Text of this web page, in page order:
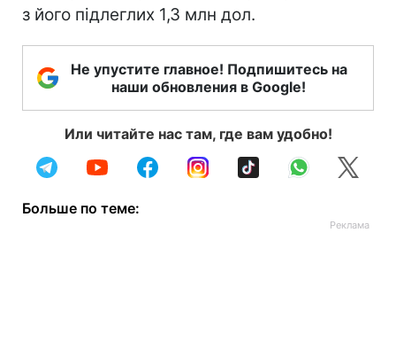
з його підлеглих 1,3 млн дол.
Не упустите главное! Подпишитесь на
наши обновления в Google!
Или читайте нас там, где вам удобно!
Больше по теме: